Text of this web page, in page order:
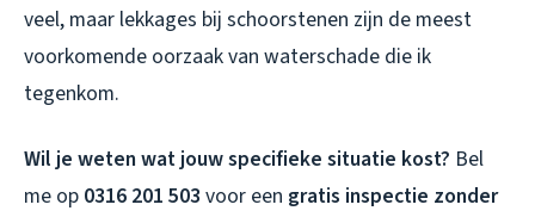
veel, maar lekkages bij schoorstenen zijn de meest
voorkomende oorzaak van waterschade die ik
tegenkom.
Wil je weten wat jouw specifieke situatie kost? Bel
me op 0316 201 503 voor een gratis inspectie zonder